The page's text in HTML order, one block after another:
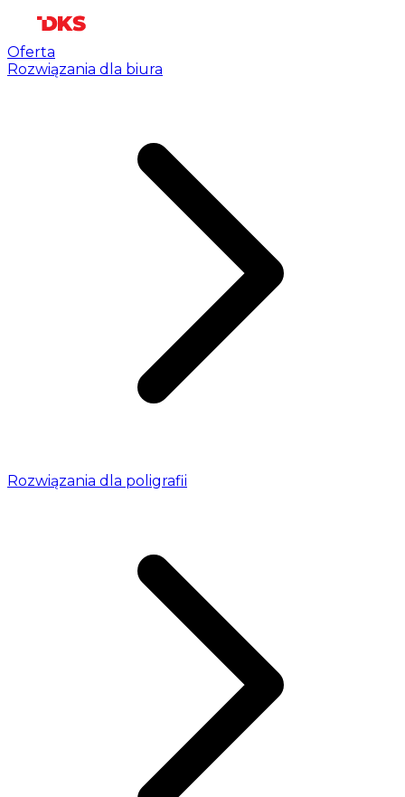
Oferta
Rozwiązania dla biura
Rozwiązania dla poligrafii